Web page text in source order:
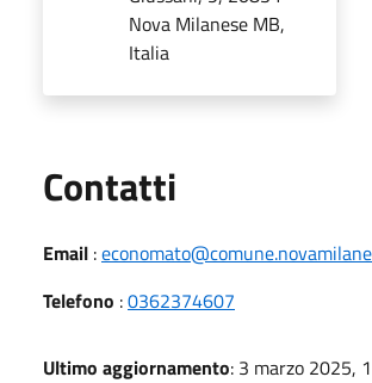
Nova Milanese MB,
Italia
Contatti
Email :
Telefono :0362374607
Ultimo aggiornamento: 3 marzo 2025,